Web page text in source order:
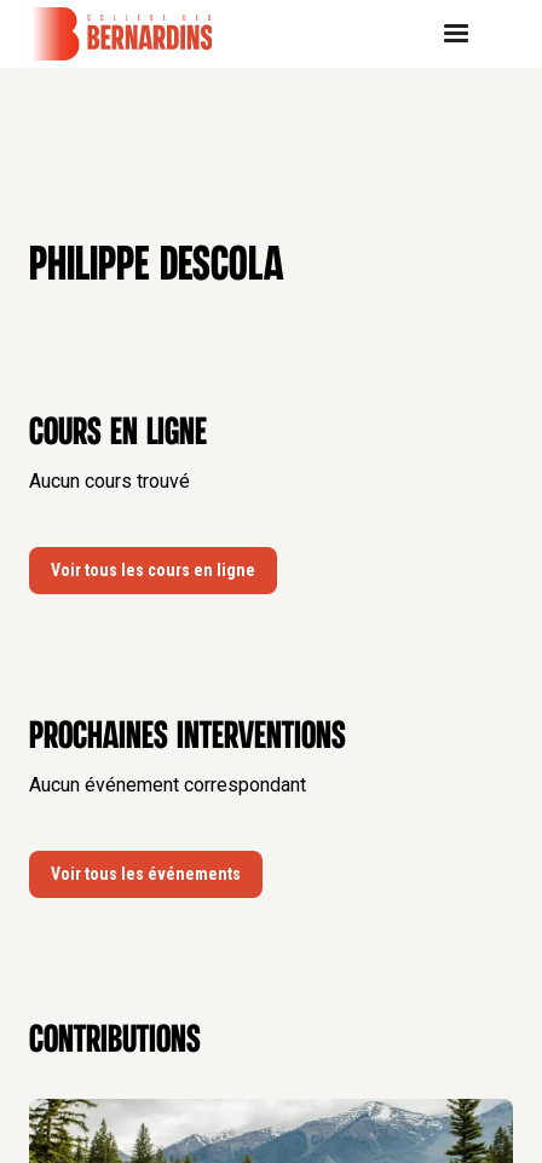
PHILIPPE DESCOLA
Cours en ligne
Aucun cours trouvé
Voir tous les cours en ligne
Prochaines interventions
Aucun événement correspondant
Voir tous les événements
contributions